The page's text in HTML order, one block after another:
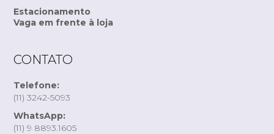
Estacionamento
Vaga em frente à loja
CONTATO
Telefone:
(11) 3242-5093
WhatsApp:
(11) 9 8893.1605